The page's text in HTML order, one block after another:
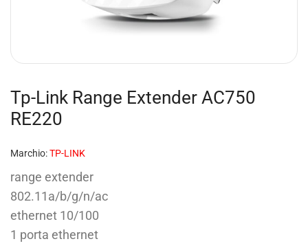
Tp-Link Range Extender AC750
RE220
Marchio:TP-LINK
range extender
802.11a/b/g/n/ac
ethernet 10/100
1 porta ethernet